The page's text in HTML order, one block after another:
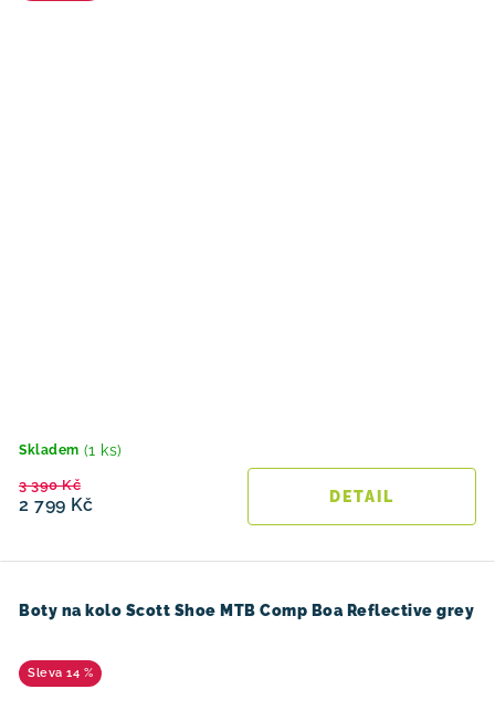
Skladem (1 ks)
2 799 Kč
3 390 Kč
Boty na kolo Scott Shoe MTB Comp Boa Reflective grey
14 %